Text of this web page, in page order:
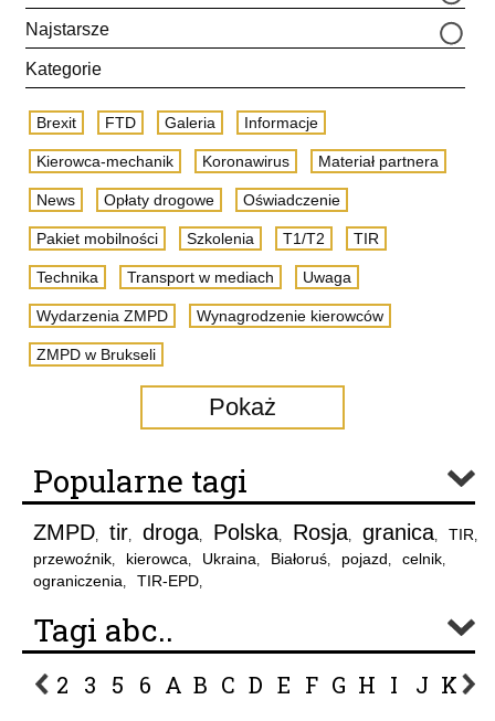
Najstarsze
Kategorie
Brexit FTD Galeria Informacje
Kierowca-mechanik Koronawirus Materiał partnera
News Opłaty drogowe Oświadczenie
Pakiet mobilności Szkolenia T1/T2 TIR
Technika Transport w mediach Uwaga
Wydarzenia ZMPD Wynagrodzenie kierowców
ZMPD w Brukseli
Pokaż
Popularne tagi
ZMPD, tir, droga, Polska, Rosja, granica, TIR,
przewoźnik, kierowca, Ukraina, Białoruś, pojazd, celnik,
ograniczenia, TIR-EPD,
Tagi abc..
2 3 5 6 A B C D E F G H I J K L